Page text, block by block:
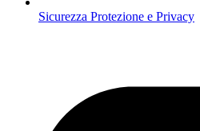
Sicurezza Protezione e Privacy